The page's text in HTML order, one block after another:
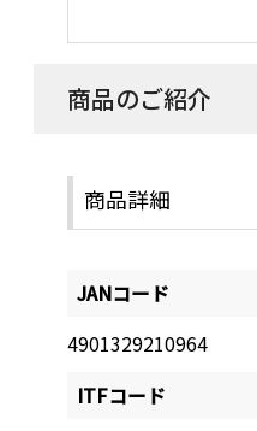
商品のご紹介
商品詳細
JANコード
4901329210964
ITFコード